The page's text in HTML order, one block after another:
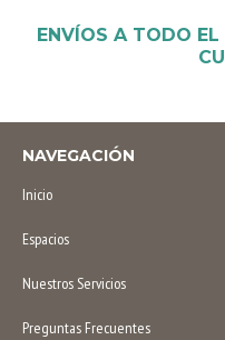
ENVÍOS A TODO
NAVEGACIÓN
Inicio
Espacios
Nuestros Servicios
Preguntas Frecuentes